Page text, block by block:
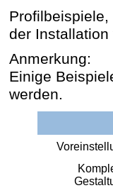
der Installation
Anmerkung:
Einige
werden.